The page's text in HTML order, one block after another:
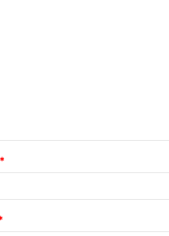
*